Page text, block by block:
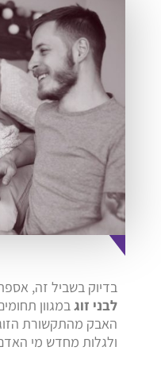
בדיוק בשביל זה,
לבני זוגבמגוון
האבק מהתקשורת
ולגלות מחדש מי